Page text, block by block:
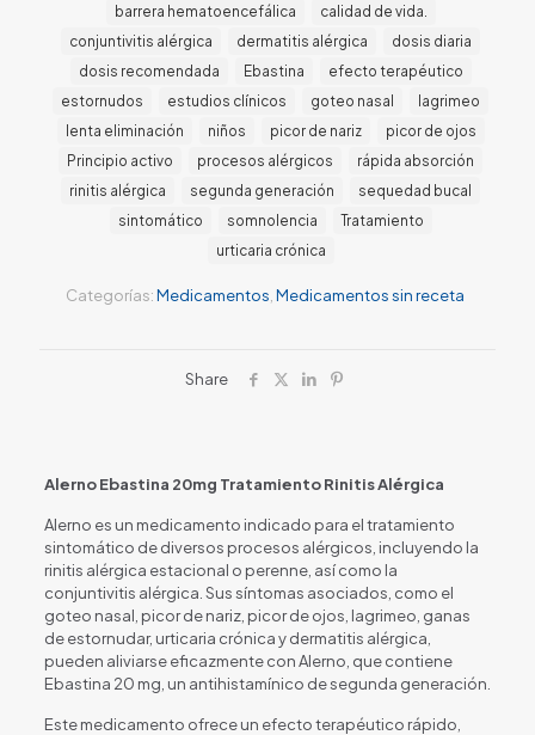
Categorías:Medicamentos Medicamentos sin receta
barrera hematoencefálica
calidad de vida.
conjuntivitis alérgica
dermatitis alérgica
dosis diaria
dosis recomendada
Ebastina
efecto terapéutico
estornudos
estudios clínicos goteo nasal
lagrimeo
lenta eliminación
niños picor de nariz
picor de ojos
Principio activo
procesos alérgicos
rápida absorción
rinitis alérgica
segunda generación
sequedad bucal
sintomático
somnolencia
Tratamiento
urticaria crónica
Share
Alerno Ebastina 20mg Tratamiento Rinitis Alérgica
Alerno es un medicamento indicado para el tratamiento
sintomático de diversos procesos alérgicos, incluyendo la
rinitis alérgica estacional o perenne, así como la
conjuntivitis alérgica. Sus síntomas asociados, como el
goteo nasal, picor de nariz, picor de ojos, lagrimeo, ganas
de estornudar, urticaria crónica y dermatitis alérgica,
pueden aliviarse eficazmente con Alerno, que contiene
Ebastina 20 mg, un antihistamínico de segunda generación.
Este medicamento ofrece un efecto terapéutico rápido,